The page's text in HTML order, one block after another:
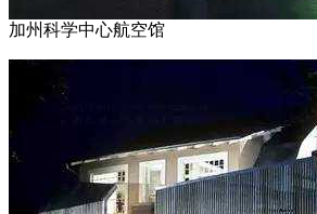
加州科学中心航空馆